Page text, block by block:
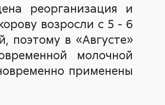
реорганизация и
возросли с 5 - 6
поэтому в «Августе»
молочной
применены